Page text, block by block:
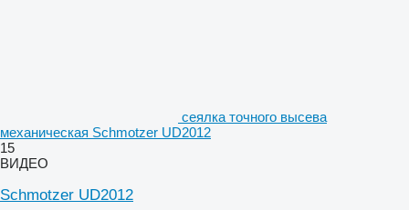
сеялка точного высева
механическая Schmotzer UD2012
15
ВИДЕО
Schmotzer UD2012